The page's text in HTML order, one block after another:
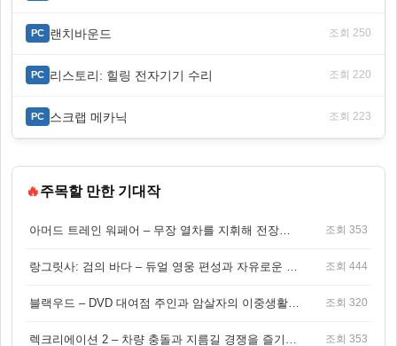
PC 랜치바운드 조회 250
PC 리스토리: 힐링 전자기기 수리 조회 220
PC 스크랩 메카닉 조회 223
🔥주목할 만한 기대작
조회 353
조회 444
조회 320
조회 353